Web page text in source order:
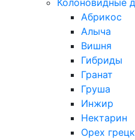
Колоновидные
Абрикос
Алыча
Вишня
Гибриды
Гранат
Груша
Инжир
Нектарин
Орех